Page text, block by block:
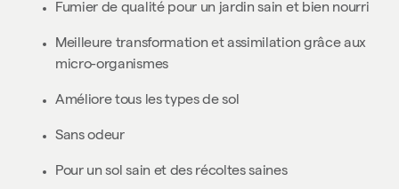
Fumier de qualité pour un jardin sain et bien nourri
Meilleure transformation et assimilation grâce aux
micro-organismes
Améliore tous les types de sol
Sans odeur
Pour un sol sain et des récoltes saines